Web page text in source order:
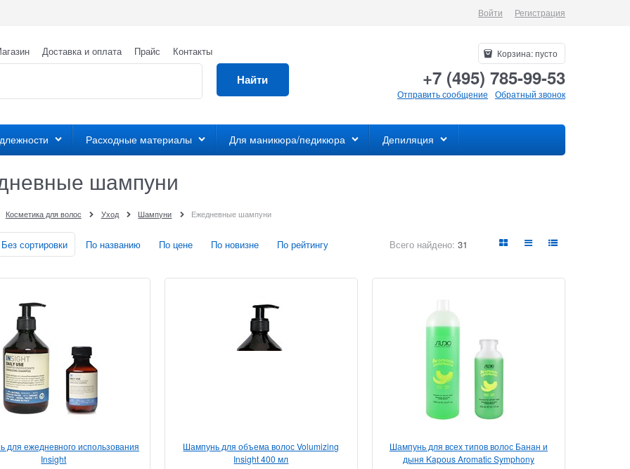
Войти Регистрация
Доставка и оплата Прайс Контакты
Найти
Корзина:пусто
+7 (495) 785-99-53
Отправить сообщение Обратный звонок
Расходные материалы Для маникюра/педикюра Депиляция
шампуни
Косметика для волос Уход Шампуни Ежедневные шампуни
Без сортировки По названию По цене По новизне По рейтингу Всего найдено: 31
для ежедневного использования
Insight
Шампунь для объема волос Volumizing
Insight 400 мл
Шампунь для всех типов волос Банан и
дыня Kapous Aromatic Symphony